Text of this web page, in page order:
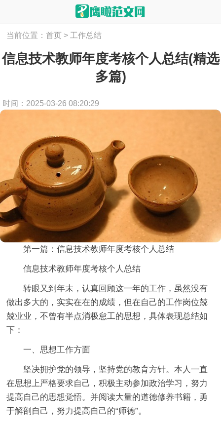
当前位置：首页 > 工作总结
信息技术教师年度考核个人总结(精选
多篇)
时间：2025-03-26 08:20:29
第一篇：信息技术教师年度考核个人总结
信息技术教师年度考核个人总结
转眼又到年末，认真回顾这一年的工作，虽然没有
做出多大的，实实在在的成绩，但在自己的工作岗位兢
兢业业，不曾有半点消极怠工的思想，具体表现总结如
下：
一、思想工作方面
坚决拥护党的领导，坚持党的教育方针。本人一直
在思想上严格要求自己，积极主动参加政治学习，努力
提高自己的思想觉悟。并阅读大量的道德修养书籍，勇
于解剖自己，努力提高自己的“师德”。